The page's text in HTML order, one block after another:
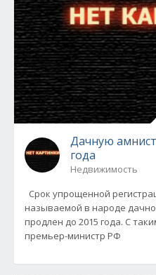
Дачную
года
Недвижимость
Срок упрощенной
называемой в народе
продлен до 2015 года. С
премьер-министр РФ